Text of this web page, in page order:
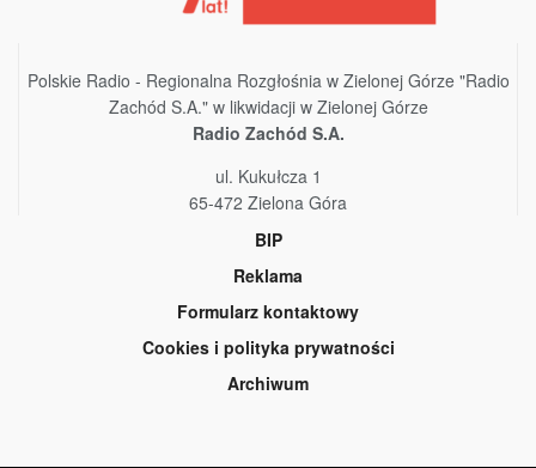
Polskie Radio - Regionalna Rozgłośnia w Zielonej Górze "Radio
Zachód S.A." w likwidacji w Zielonej Górze
Radio Zachód S.A.
ul. Kukułcza 1
65-472 Zielona Góra
BIP
Reklama
Formularz kontaktowy
Cookies i polityka prywatności
Archiwum